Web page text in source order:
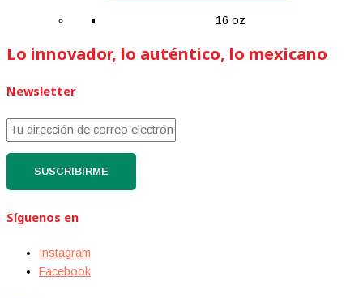
16 oz
Lo innovador, lo auténtico, lo mexicano
Newsletter
Síguenos en
Instagram
Facebook